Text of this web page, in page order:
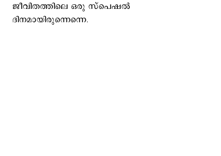
ജീവിതത്തിലെ ഒരു സ്പെഷൽ
ദിനമായിരുന്നെന്നെ.